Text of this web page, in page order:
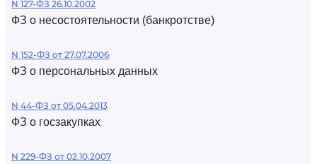
N 127-ФЗ 26.10.2002
ФЗ о несостоятельности (банкротстве)
N 152-ФЗ от 27.07.2006
ФЗ о персональных данных
N 44-ФЗ от 05.04.2013
ФЗ о госзакупках
N 229-ФЗ от 02.10.2007